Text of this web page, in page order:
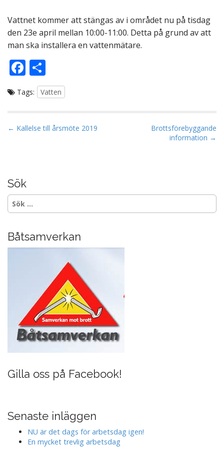
Vattnet kommer att stängas av i området nu på tisdag
den 23e april mellan 10:00-11:00. Detta på grund av att
man ska installera en vattenmätare.
F
ac
e
o
el
a
Tags: Vatten
P
n
a
v
g
a
← Kallelse till årsmöte 2019
Brottsförebyggande
information →
Sök
Sök
efter:
Båtsamverkan
Gilla oss på Facebook!
Senaste inläggen
NU är det dags för arbetsdag igen!
En mycket trevlig arbetsdag